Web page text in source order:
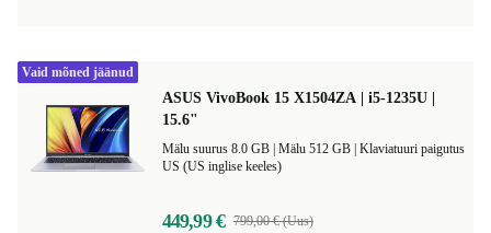
ASUS VivoBook 15 X1504ZA | i5-1235U |
15.6"
Klaviatuuri paigutus
US (US inglise keeles)
449,99 € 799,00 € (Uus)
Vaid mõned jäänud